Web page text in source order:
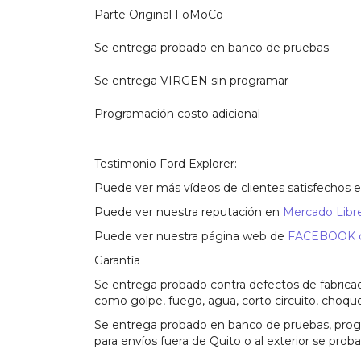
Parte Original FoMoCo
Se entrega probado en banco de pruebas
Se entrega VIRGEN sin programar
Programación costo adicional
Testimonio Ford Explorer:
Puede ver más vídeos de clientes satisfechos
Puede ver nuestra reputación en Mercado
Puede ver nuestra página web de
Garantía
Se entrega probado contra defectos de
como golpe, fuego, agua, corto circuito,
Se entrega probado en banco de pruebas,
para envíos fuera de Quito o al exterior se